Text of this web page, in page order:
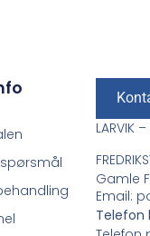
LARVIK
Gamle
Email:
Telefon